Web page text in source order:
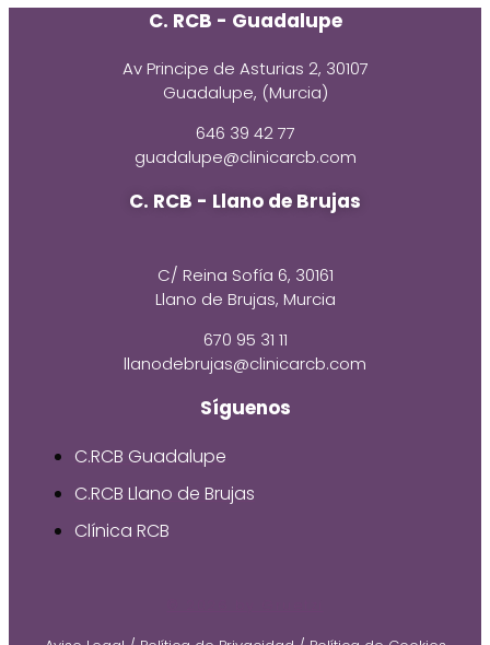
C. RCB - Guadalupe
Av Principe de Asturias 2, 30107
Guadalupe, (Murcia)
646 39 42 77
guadalupe@clinicarcb.com
C. RCB - Llano de Brujas
C/ Reina Sofía 6, 30161
Llano de Brujas, Murcia
670 95 31 11
llanodebrujas@clinicarcb.com
Síguenos
C.RCB Guadalupe
C.RCB Llano de Brujas
Clínica RCB